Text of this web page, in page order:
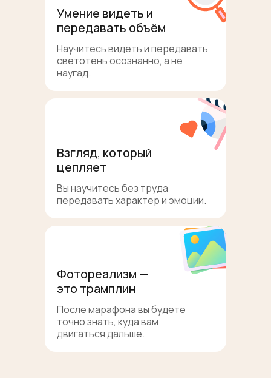
Умение видеть и
передавать объём
Научитесь видеть и передавать
светотень осознанно, а не
наугад.
Взгляд, который
цепляет
Вы научитесь без труда
передавать характер и эмоции.
Фотореализм —
это трамплин
После марафона вы будете
точно знать, куда вам
двигаться дальше.